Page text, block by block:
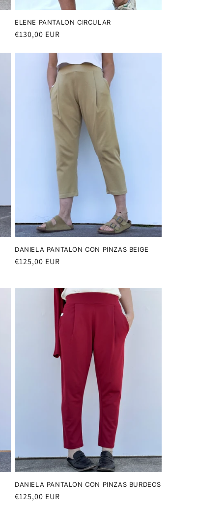
ELENE PANTALON CIRCULAR
Precio
€130,00 EUR
DANIELA PANTALON CON PINZAS BEIGE
Precio
€125,00 EUR
DANIELA PANTALON CON PINZAS BURDEOS
Precio
€125,00 EUR